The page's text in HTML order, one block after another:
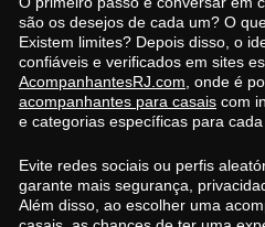
são os desejos de cada um? O
Existem limites? Depois disso, o
confiáveis e verificados em sites
AcompanhantesRJ.com , onde é
acompanhantes para casais com
e categorias específicas para cada
Evite redes sociais ou perfis
garante mais segurança,
Além disso, ao escolher uma